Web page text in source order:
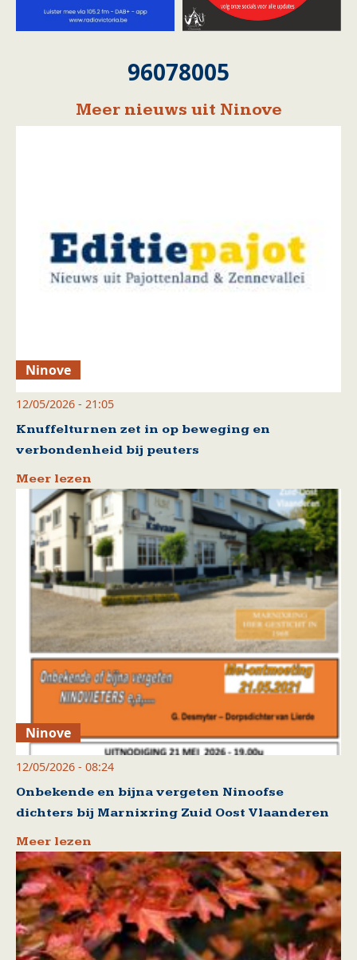
96078005
Meer nieuws uit Ninove
Ninove
12/05/2026 - 21:05
Knuffelturnen zet in op beweging en
verbondenheid bij peuters
Meer lezen
Ninove
12/05/2026 - 08:24
Onbekende en bijna vergeten Ninoofse
dichters bij Marnixring Zuid Oost Vlaanderen
Meer lezen